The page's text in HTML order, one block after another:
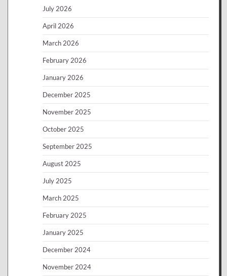
July 2026
April 2026
March 2026
February 2026
January 2026
December 2025
November 2025
October 2025
September 2025
August 2025
July 2025
March 2025
February 2025
January 2025
December 2024
November 2024